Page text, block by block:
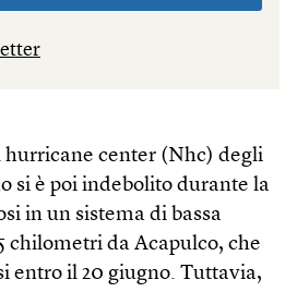
hurricane center (Nhc) degli
si è poi indebolito durante la
in un sistema di bassa
chilometri da Acapulco, che
entro il 20 giugno. Tuttavia,